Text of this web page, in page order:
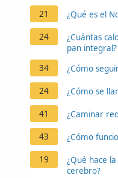
21
¿Qué es el
24
¿Cuántas
pan integral?
34
¿Cómo
24 ¿Cómo se
41 ¿Caminar
43 ¿Cómo
19
¿Qué hace
cerebro?